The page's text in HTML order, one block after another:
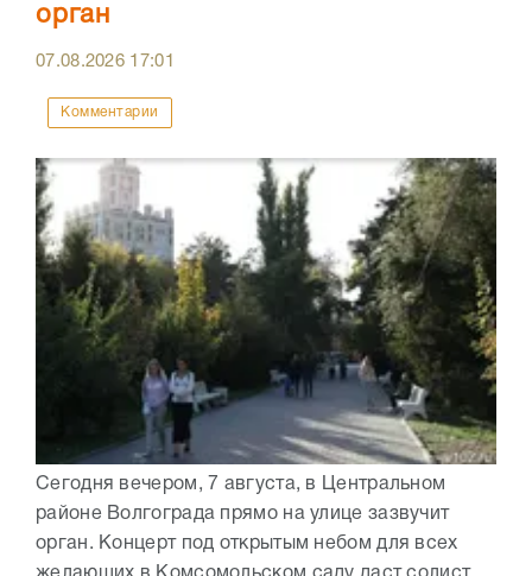
орган
07.08.2026 17:01
Комментарии
Сегодня вечером, 7 августа, в Центральном
районе Волгограда прямо на улице зазвучит
орган. Концерт под открытым небом для всех